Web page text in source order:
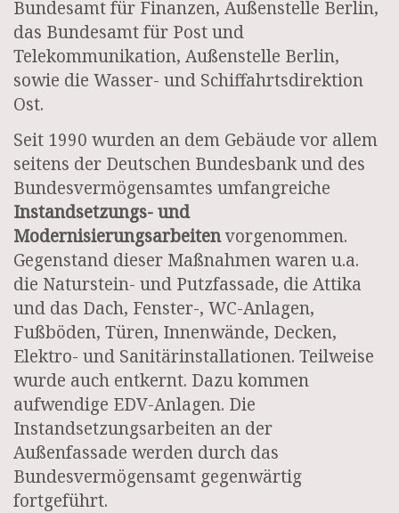
Bundesamt für Finanzen, Außenstelle Berlin,
das Bundesamt für Post und
Telekommunikation, Außenstelle Berlin,
sowie die Wasser- und Schiffahrtsdirektion
Ost.
Seit 1990 wurden an dem Gebäude vor allem
seitens der Deutschen Bundesbank und des
Bundesvermögensamtes umfangreiche
Instandsetzungs- und
Modernisierungsarbeitenvorgenommen.
Gegenstand dieser Maßnahmen waren u.a.
die Naturstein- und Putzfassade, die Attika
und das Dach, Fenster-, WC-Anlagen,
Fußböden, Türen, Innenwände, Decken,
Elektro- und Sanitärinstallationen. Teilweise
wurde auch entkernt. Dazu kommen
aufwendige EDV-Anlagen. Die
Instandsetzungsarbeiten an der
Außenfassade werden durch das
Bundesvermögensamt gegenwärtig
fortgeführt.